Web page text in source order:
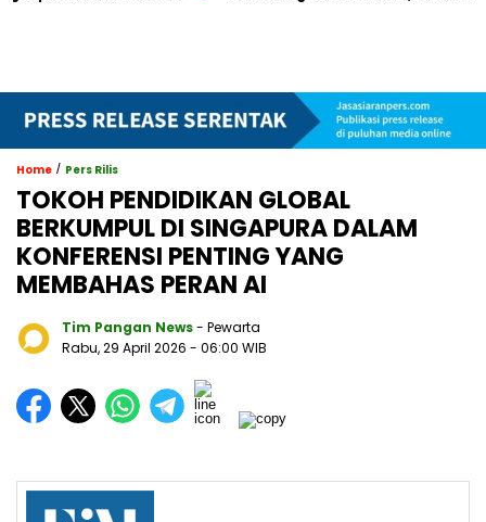
Home / Pers Rilis
TOKOH PENDIDIKAN GLOBAL
BERKUMPUL DI SINGAPURA DALAM
KONFERENSI PENTING YANG
MEMBAHAS PERAN AI
Tim Pangan News- Pewarta
Rabu, 29 April 2026 - 06:00 WIB